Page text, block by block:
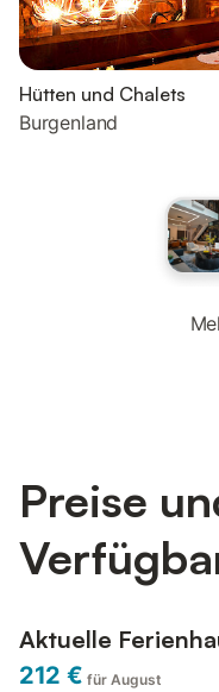
Hütten und Chalets
Burgenland
Preise
Aktuelle
212 € für August